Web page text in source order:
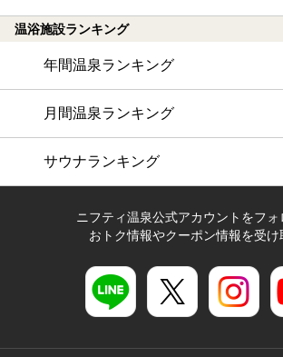
温浴施設ランキング
年間温泉ランキング
月間温泉ランキング
サウナランキング
ニフティ温泉公式アカウントをフォ
おトク情報やクーポン情報を受け